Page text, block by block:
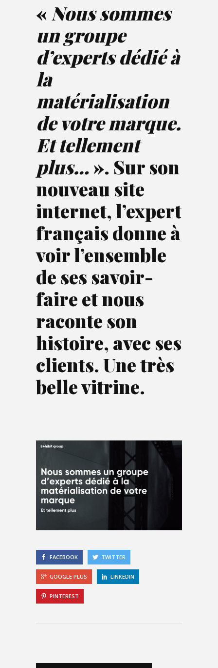
« Nous sommes
un groupe
d’experts dédié à
la
matérialisation
de votre marque.
Et tellement
plus…». Sur son
nouveau site
internet, l’expert
français donne à
voir l’ensemble
de ses savoir-
faire et nous
raconte son
histoire, avec ses
clients. Une très
belle vitrine.
FACEBOOK TWITTER
GOOGLE PLUS LINKEDIN
PINTEREST